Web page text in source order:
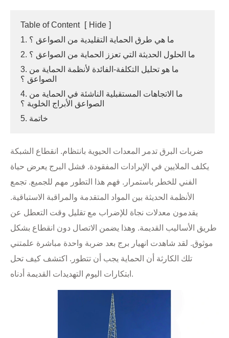
Table of Content [ Hide ]
1. ما هي طرق الحماية التقليدية من الصواعق ؟
2. ما الحلول الحديثة التي تعزز الحماية من الصواعق ؟
3. ما هو تحليل التكلفة-الفائدة لأنظمة الحماية من
الصواعق ؟
4. ما الاتجاهات المستقبلية الناشئة في الحماية من
الصواعق الأبراج الخلوية ؟
5. خاتمة
ضربات البرق تدمر المعدات الحيوية بانتظام. انقطاع الشبكة
يكلف الملايين في الإيرادات المفقودة. فشل البرج يعرض حياة
الفني للخطر باستمرار. فهم هذا التطور مهم للجميع. تجمع
الأنظمة الحديثة بين المواد المتقدمة والمراقبة الاستباقية.
يقدمون معدلات نجاة للإضراب مع تقليل وقت التعطل عن
طريق الأساليب القديمة. وهذا يضمن الاتصال دون انقطاع بشكل
موثوق. لقد شاهدت انهيار برج بعد ضربة واحدة مباشرة علمتني
تلك الكارثة أن الحماية يجب أن تتطور. اكتشف كيف تحل
ابتكارات اليوم التهديدات القديمة أدناه.